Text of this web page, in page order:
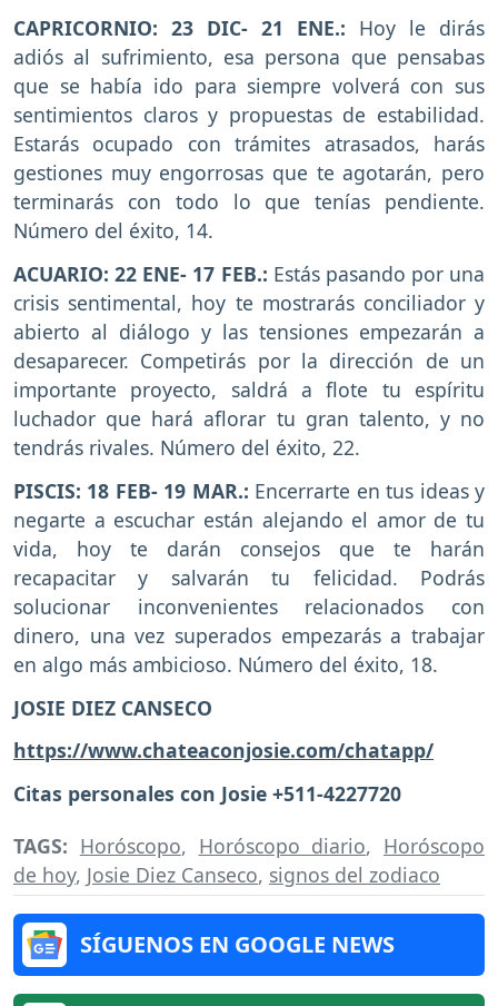
CAPRICORNIO: 23 DIC- 21 ENE.: Hoy le dirás
adiós al sufrimiento, esa persona que pensabas
que se había ido para siempre volverá con sus
sentimientos claros y propuestas de estabilidad.
Estarás ocupado con trámites atrasados, harás
gestiones muy engorrosas que te agotarán, pero
terminarás con todo lo que tenías pendiente.
Número del éxito, 14.
ACUARIO: 22 ENE- 17 FEB.: Estás pasando por una
crisis sentimental, hoy te mostrarás conciliador y
abierto al diálogo y las tensiones empezarán a
desaparecer. Competirás por la dirección de un
importante proyecto, saldrá a flote tu espíritu
luchador que hará aflorar tu gran talento, y no
tendrás rivales. Número del éxito, 22.
PISCIS: 18 FEB- 19 MAR.: Encerrarte en tus ideas y
negarte a escuchar están alejando el amor de tu
vida, hoy te darán consejos que te harán
recapacitar y salvarán tu felicidad. Podrás
solucionar inconvenientes relacionados con
dinero, una vez superados empezarás a trabajar
en algo más ambicioso. Número del éxito, 18.
JOSIE DIEZ CANSECO
https://www.chateaconjosie.com/chatapp/
Citas personales con Josie +511-4227720
TAGS: Horóscopo, Horóscopo diario, Horóscopo
de hoy, Josie Diez Canseco, signos del zodiaco
SÍGUENOS EN GOOGLE NEWS